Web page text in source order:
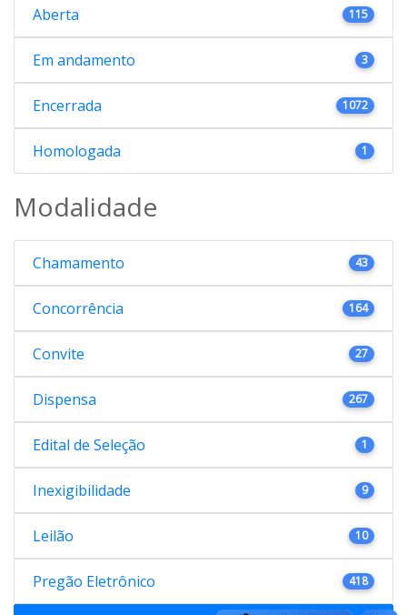
Aberta 115
Em andamento 3
Encerrada 1072
Homologada 1
Modalidade
Chamamento 43
Concorrência 164
Convite 27
Dispensa 267
Edital de Seleção 1
Inexigibilidade 9
Leilão 10
Pregão Eletrônico 418